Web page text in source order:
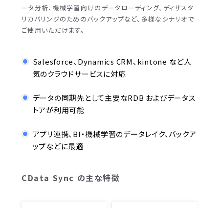
ータ分析、機械学習向けのデータローディング、ディザスタ
リカバリングのためのバックアップなど、多様なシナリオで
ご使用いただけます。
Salesforce、Dynamics CRM、kintone など人
気のクラウドサービスに対応
データの同期先として主要なRDB およびデータス
トアが利用可能
アプリ連携、BI・機械学習のデータレイク、バックア
ップなどに最適
CData Sync の主な特徴